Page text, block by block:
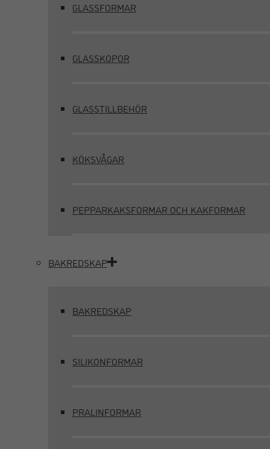
GLASSFORMAR
GLASSKOPOR
GLASSTILLBEHÖR
KÖKSVÅGAR
PEPPARKAKSFORMAR OCH KAKFORMAR
BAKREDSKAP
BAKREDSKAP
SILIKONFORMAR
PRALINFORMAR